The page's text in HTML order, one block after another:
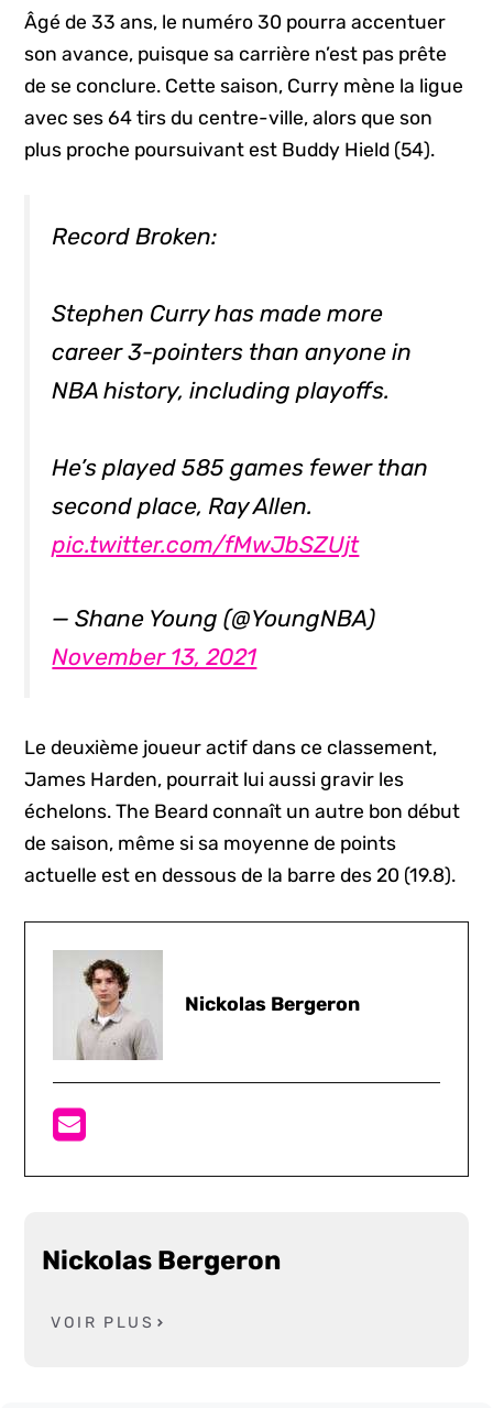
Âgé de 33 ans, le numéro 30 pourra accentuer
son avance, puisque sa carrière n’est pas prête
de se conclure. Cette saison, Curry mène la ligue
avec ses 64 tirs du centre-ville, alors que son
plus proche poursuivant est Buddy Hield (54).
Record Broken:
Stephen Curry has made more
career 3-pointers than anyone in
NBA history, including playoffs.
He’s played 585 games fewer than
second place, Ray Allen.
pic.twitter.com/fMwJbSZUjt
— Shane Young (@YoungNBA)
November 13, 2021
Le deuxième joueur actif dans ce classement,
James Harden, pourrait lui aussi gravir les
échelons. The Beard connaît un autre bon début
de saison, même si sa moyenne de points
actuelle est en dessous de la barre des 20 (19.8).
Nickolas Bergeron
Nickolas Bergeron
VOIR PLUS